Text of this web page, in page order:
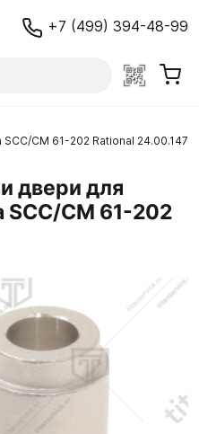
+7 (499) 394-48-99
CM 61-202 Rational 24.00.147
двери для
SCC/CM 61-202